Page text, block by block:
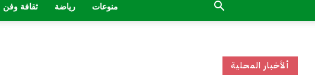
ثقافة وفن رياضة منوعات
ألأخبار المحلية